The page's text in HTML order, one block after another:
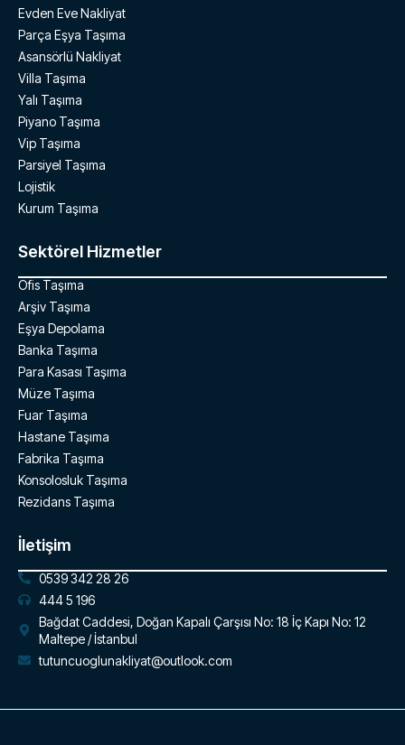
Evden Eve Nakliyat
Parça Eşya Taşıma
Asansörlü Nakliyat
Villa Taşıma
Yalı Taşıma
Piyano Taşıma
Vip Taşıma
Parsiyel Taşıma
Lojistik
Kurum Taşıma
Sektörel Hizmetler
Ofis Taşıma
Arşiv Taşıma
Eşya Depolama
Banka Taşıma
Para Kasası Taşıma
Müze Taşıma
Fuar Taşıma
Hastane Taşıma
Fabrika Taşıma
Konsolosluk Taşıma
Rezidans Taşıma
İletişim
0539 342 28 26
444 5 196
Bağdat Caddesi, Doğan Kapalı Çarşısı No: 18 İç Kapı No: 12
Maltepe / İstanbul
tutuncuoglunakliyat@outlook.com